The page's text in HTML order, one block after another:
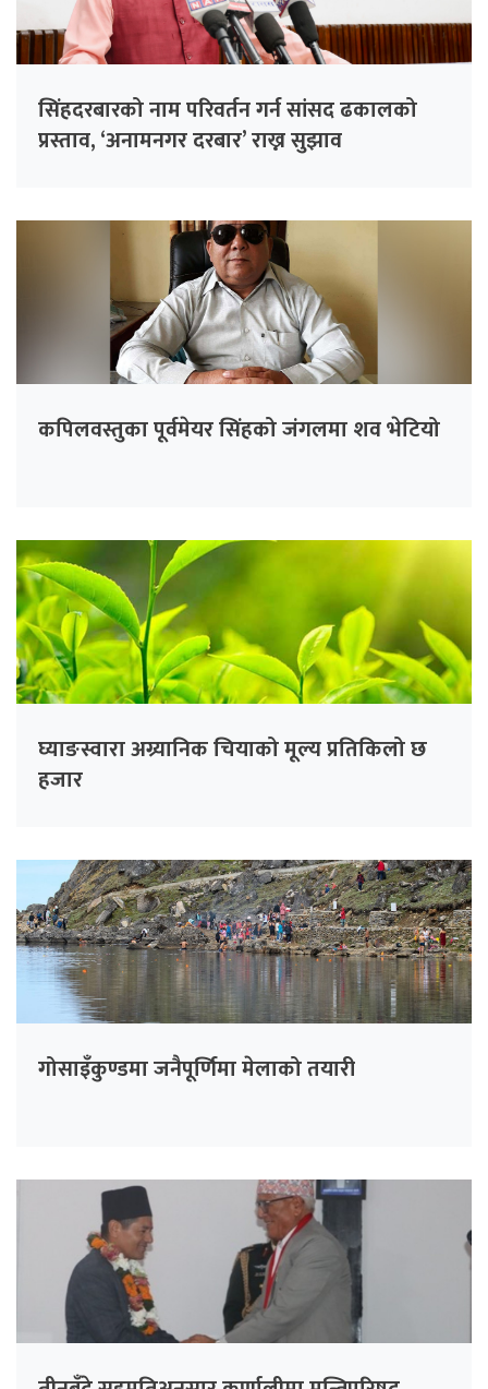
सिंहदरबारको नाम परिवर्तन गर्न सांसद ढकालको
प्रस्ताव, ‘अनामनगर दरबार’ राख्न सुझाव
कपिलवस्तुका पूर्वमेयर सिंहको जंगलमा शव भेटियो
घ्याङस्वारा अग्र्यानिक चियाको मूल्य प्रतिकिलो छ
हजार
गोसाइँकुण्डमा जनैपूर्णिमा मेलाको तयारी